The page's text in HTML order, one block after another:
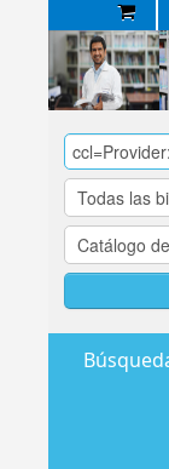
Central
EsSalud